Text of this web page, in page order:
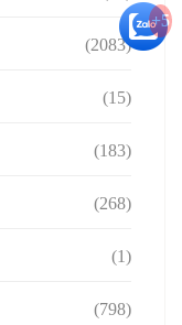
(2083)
(15)
(183)
(268)
(1)
(798)
+5